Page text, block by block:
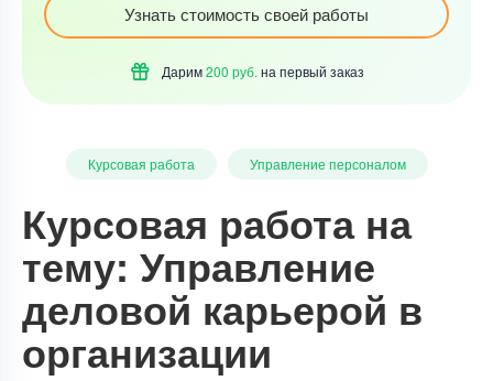
Узнать стоимость своей работы
Дарим200 руб. на первый заказ
Курсовая работа Управление персоналом
Курсовая работа на
тему: Управление
деловой карьерой в
организации